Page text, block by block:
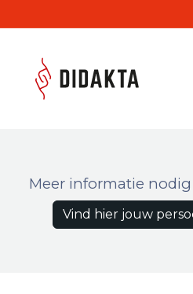
Meer informatie
Vind hier jouw